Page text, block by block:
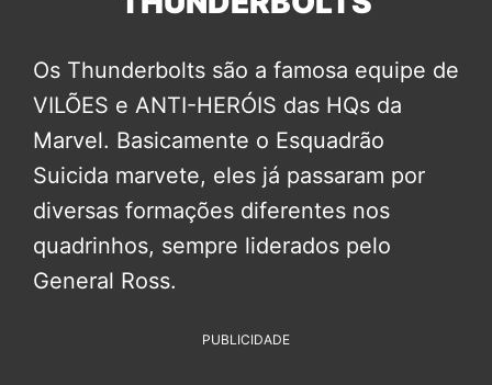
Os Thunderbolts são a famosa equipe de
VILÕES e ANTI-HERÓIS das HQs da
Marvel. Basicamente o Esquadrão
Suicida marvete, eles já passaram por
diversas formações diferentes nos
quadrinhos, sempre liderados pelo
General Ross.
PUBLICIDADE